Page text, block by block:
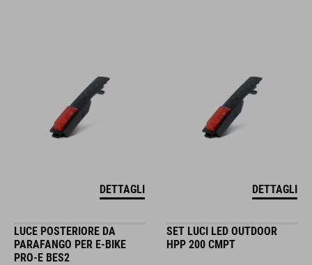
DETTAGLI DETTAGLI
LUCE POSTERIORE DA
PARAFANGO PER E-BIKE
PRO-E BES2
SET LUCI LED OUTDOOR
HPP 200 CMPT